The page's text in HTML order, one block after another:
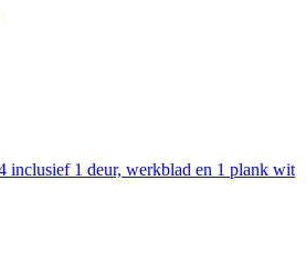
inclusief 1 deur, werkblad en 1 plank wit